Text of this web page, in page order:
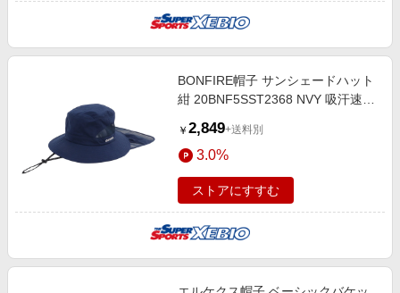
BONFIRE帽子 サンシェードハット
紺 20BNF5SST2368 NVY 吸汗速乾
紫外線 撥水 園芸 ガーデニング
￥ 2,849+送料別
3.0%
ストアにすすむ